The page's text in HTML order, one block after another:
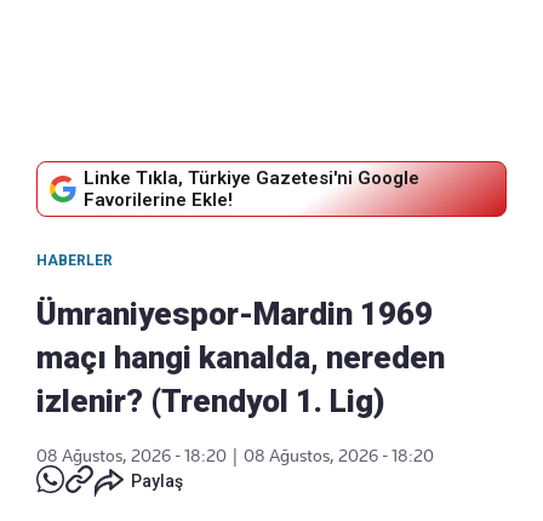
Linke Tıkla, Türkiye Gazetesi'ni Google
Favorilerine Ekle!
HABERLER
Ümraniyespor-Mardin 1969
maçı hangi kanalda, nereden
izlenir? (Trendyol 1. Lig)
08 Ağustos, 2026 - 18:20
08 Ağustos, 2026 - 18:20
Paylaş